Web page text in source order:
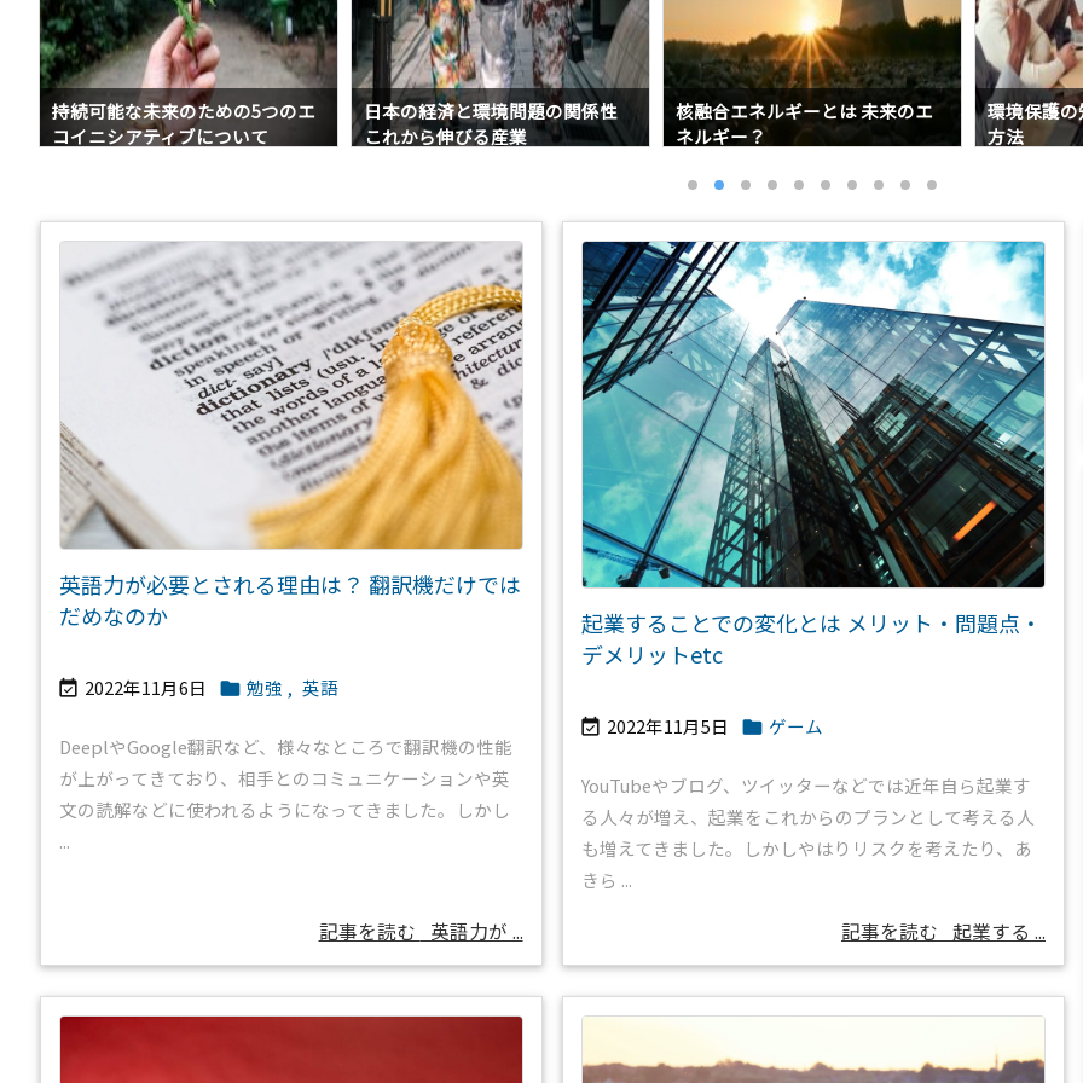
日本の経済と環境問題の関係性
これから伸びる産業
核融合エネルギーとは 未来のエ
ネルギー？
環境保護の知識を仕事に応用する
方法
排気ガ
英語力が必要とされる理由は？ 翻訳機だけでは
だめなのか
 2022年11月6日  勉強 , 英語
DeeplやGoogle翻訳など、様々なところで翻訳機の性能
が上がってきており、相手とのコミュニケーションや英
文の読解などに使われるようになってきました。しかし
...
記事を読む 英語力が ...
起業することでの変化とは メリット・問題点・
デメリットetc
 2022年11月5日  ゲーム
YouTubeやブログ、ツイッターなどでは近年自ら起業す
る人々が増え、起業をこれからのプランとして考える人
も増えてきました。しかしやはりリスクを考えたり、あ
きら ...
記事を読む 起業する ...